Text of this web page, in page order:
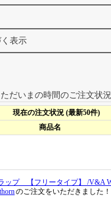
表示
ただいまの時間のご注文状況